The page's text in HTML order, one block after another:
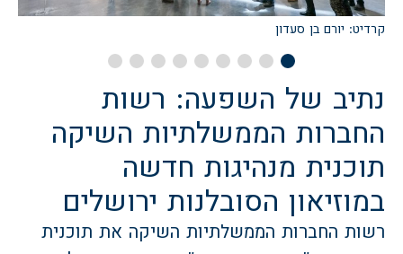
נתיב של השפעה: רשות
החברות הממשלתיות השיקה
תוכנית מנהיגות חדשה
במוזיאון הסובלנות ירושלים
רשות החברות הממשלתיות השיקה את תוכנית
קרדיט: יורם בן סעדון